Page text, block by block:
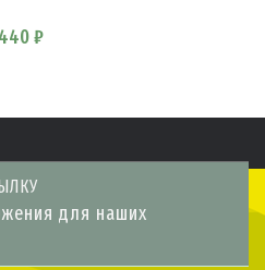
440 ₽
для наших